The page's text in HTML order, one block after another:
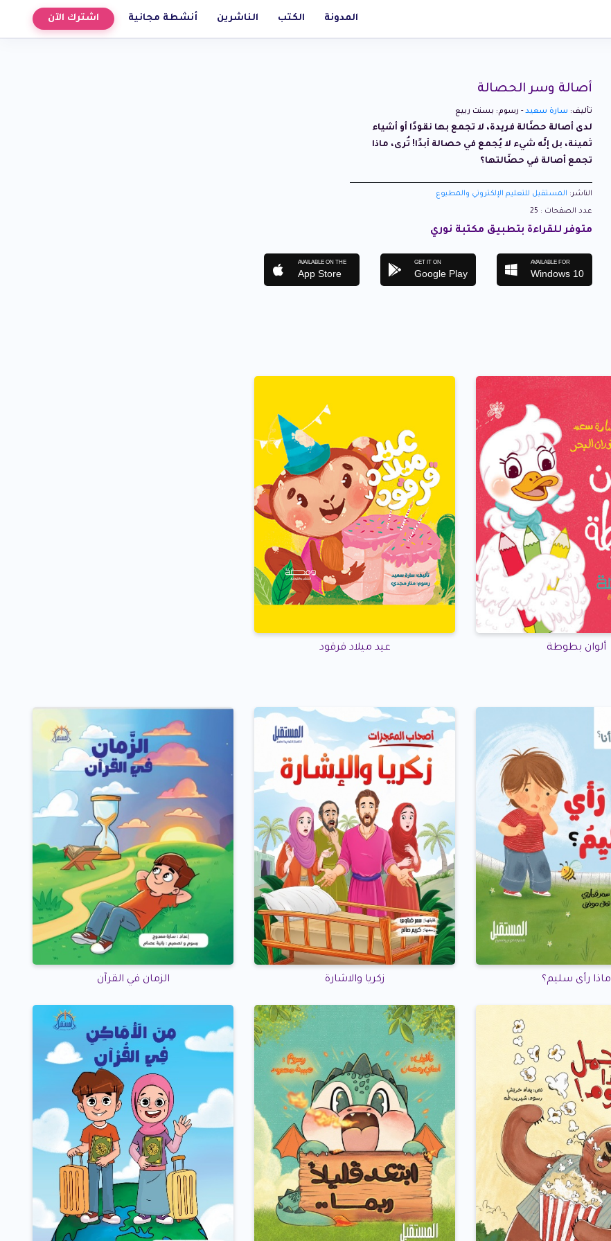
المدونة الكتب الناشرين أنشطة مجانية اشترك الآن
أصالة وسر الحصالة
تأليف: سارة سعيد - رسوم: بسنت ربيع
لدى أصالة حصَّالة فريدة، لا تجمع بها نقودًا أو أشياء
ثمينة، بل إنَّه شيء لا يُجمع في حصالة أبدًا! تُرى، ماذا
تجمع أصالة في حصَّالتها؟
الناشر: المستقبل للتعليم الإلكتروني والمطبوع
عدد الصفحات : 25
متوفر للقراءة بتطبيق مكتبة نوري
AVAILABLE ON THE
App Store
GET IT ON
Google Play
AVAILABLE FOR
Windows 10
ألوان بطوطة عيد ميلاد قرقود
ماذا رأى سليم؟ زكريا والاشارة الزمان في القرآن